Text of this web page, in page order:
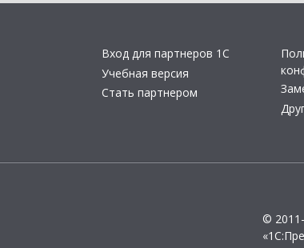
Вход для партнеров 1С
Учебная версия
Стать партнером
©